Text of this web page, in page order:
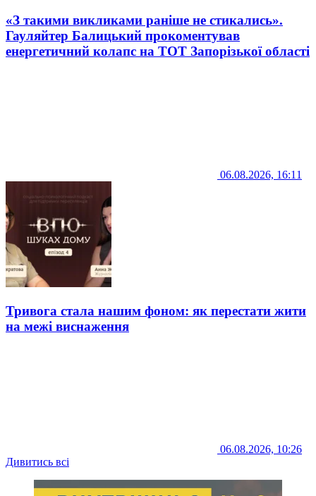
«З такими викликами раніше не стикались».
Гауляйтер Балицький прокоментував
енергетичний колапс на ТОТ Запорізької області
06.08.2026, 16:11
Тривога стала нашим фоном: як перестати жити
на межі виснаження
06.08.2026, 10:26
Дивитись всі